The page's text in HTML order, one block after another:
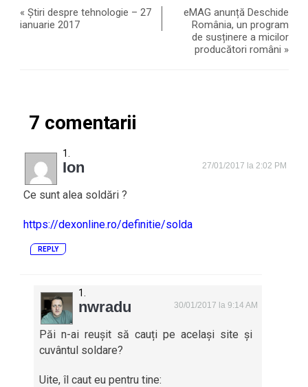
«Știri despre tehnologie – 27
ianuarie 2017
eMAG anunță Deschide
România, un program
de susținere a micilor
producători români »
7 comentarii
Ion 27/01/2017 la 2:02 PM
Ce sunt alea soldări ?
https://dexonline.ro/definitie/solda
REPLY
nwradu 30/01/2017 la 9:14 AM
Păi n-ai reușit să cauți pe același site și
cuvântul soldare?
Uite, îl caut eu pentru tine: